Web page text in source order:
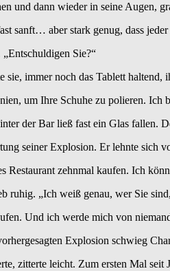
und dann wieder in seine Augen,
sanft… aber stark genug, dass
Sie?“
sie, immer noch das Tablett haltend,
um Ihre Schuhe zu polieren.
der Bar ließ fast ein Glas fallen.
seiner Explosion. Er lehnte sich
Restaurant zehnmal kaufen. Ich
ruhig. „Ich weiß genau, wer Sie
Und ich werde mich von
Explosion schwieg
zitterte leicht. Zum ersten Mal seit